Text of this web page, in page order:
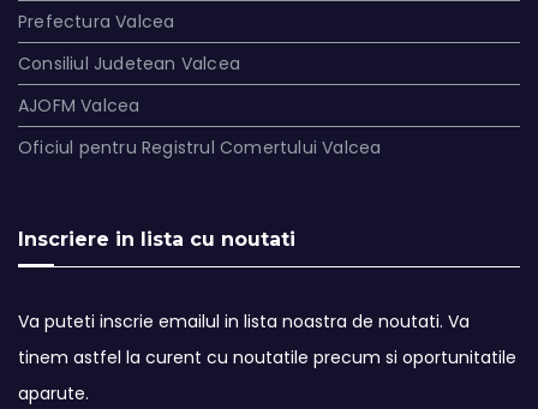
Prefectura Valcea
Consiliul Judetean Valcea
AJOFM Valcea
Oficiul pentru Registrul Comertului Valcea
Inscriere in lista cu noutati
Va puteti inscrie emailul in lista noastra de noutati. Va
tinem astfel la curent cu noutatile precum si oportunitatile
aparute.